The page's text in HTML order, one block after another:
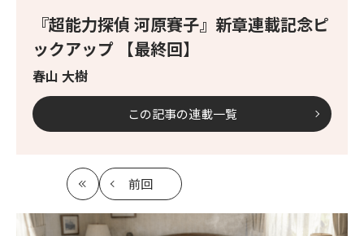
『超能力探偵 河原賽子』新章連載記念ピ
ックアップ 【最終回】
春山 大樹
この記事の連載一覧
最
初
前回
記